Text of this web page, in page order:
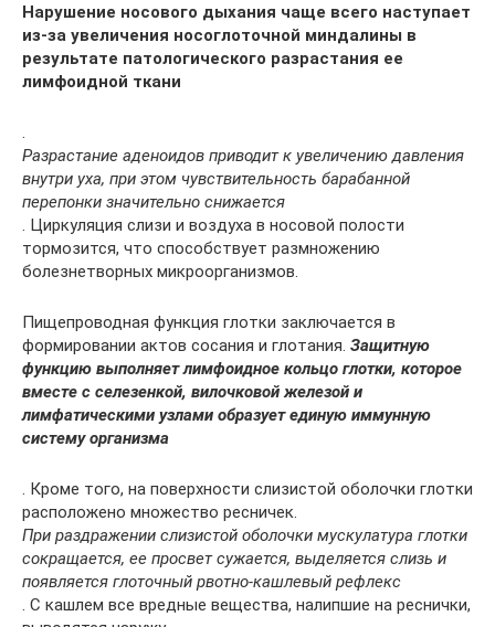
Нарушение носового дыхания чаще всего наступает
из-за увеличения носоглоточной миндалины в
результате патологического разрастания ее
лимфоидной ткани
.
Разрастание аденоидов приводит к увеличению давления
внутри уха, при этом чувствительность барабанной
перепонки значительно снижается
. Циркуляция слизи и воздуха в носовой полости
тормозится, что способствует размножению
болезнетворных микроорганизмов.
Пищепроводная функция глотки заключается в
формировании актов сосания и глотания. Защитную
функцию выполняет лимфоидное кольцо глотки, которое
вместе с селезенкой, вилочковой железой и
лимфатическими узлами образует единую иммунную
систему организма
. Кроме того, на поверхности слизистой оболочки глотки
расположено множество ресничек.
При раздражении слизистой оболочки мускулатура глотки
сокращается, ее просвет сужается, выделяется слизь и
появляется глоточный рвотно-кашлевый рефлекс
. С кашлем все вредные вещества, налипшие на реснички,